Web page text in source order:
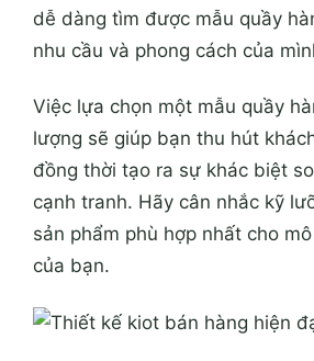
dễ dàng tìm được mẫu quầy
nhu cầu và phong cách của
Việc lựa chọn một mẫu quầy
lượng sẽ giúp bạn thu hút
đồng thời tạo ra sự khác biệt
cạnh tranh. Hãy cân nhắc kỹ
sản phẩm phù hợp nhất cho
của bạn.